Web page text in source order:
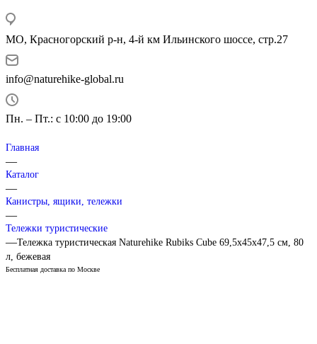
МО, Красногорский р-н, 4-й км Ильинского шоссе, стр.27
info@naturehike-global.ru
Пн. – Пт.: с 10:00 до 19:00
Главная
—
Каталог
—
Канистры, ящики, тележки
—
Тележки туристические
—Тележка туристическая Naturehike Rubiks Cube 69,5х45х47,5 см, 80
л, бежевая
Бесплатная доставка по Москве